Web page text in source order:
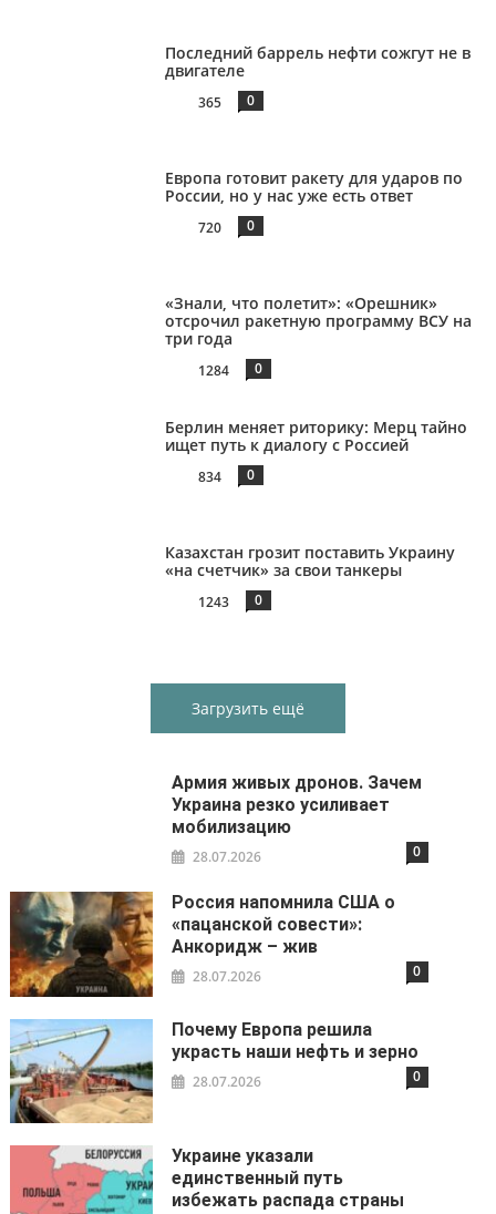
Последний баррель нефти сожгут не в
двигателе
365 0
Европа готовит ракету для ударов по
России, но у нас уже есть ответ
720 0
«Знали, что полетит»: «Орешник»
отсрочил ракетную программу ВСУ на
три года
1284 0
Берлин меняет риторику: Мерц тайно
ищет путь к диалогу с Россией
834 0
Казахстан грозит поставить Украину
«на счетчик» за свои танкеры
1243 0
Загрузить ещё
Армия живых дронов. Зачем
Украина резко усиливает
мобилизацию
28.07.2026 0
Россия напомнила США о
«пацанской совести»:
Анкоридж – жив
28.07.2026 0
Почему Европа решила
украсть наши нефть и зерно
28.07.2026 0
Украине указали
единственный путь
избежать распада страны